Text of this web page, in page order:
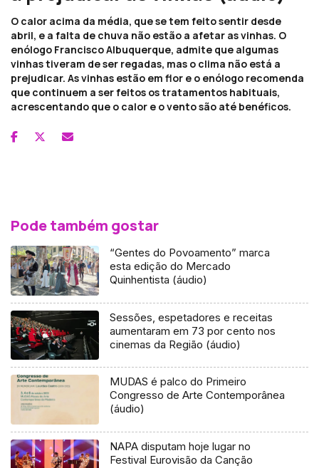
O calor acima da média, que se tem feito sentir desde
abril, e a falta de chuva não estão a afetar as vinhas. O
enólogo Francisco Albuquerque, admite que algumas
vinhas tiveram de ser regadas, mas o clima não está a
prejudicar. As vinhas estão em flor e o enólogo recomenda
que continuem a ser feitos os tratamentos habituais,
acrescentando que o calor e o vento são até benéficos.
Pode também gostar
“Gentes do Povoamento” marca
esta edição do Mercado
Quinhentista (áudio)
Sessões, espetadores e receitas
aumentaram em 73 por cento nos
cinemas da Região (áudio)
MUDAS é palco do Primeiro
Congresso de Arte Contemporânea
(áudio)
NAPA disputam hoje lugar no
Festival Eurovisão da Canção